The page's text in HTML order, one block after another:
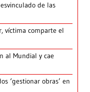
de las
víctima comparte el
al Mundial y cae
‘gestionar obras’ en